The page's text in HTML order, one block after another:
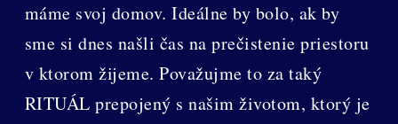
máme svoj domov. Ideálne by bolo, ak by
sme si dnes našli čas na prečistenie priestoru
v ktorom žijeme. Považujme to za taký
RITUÁL prepojený s našim životom, ktorý je